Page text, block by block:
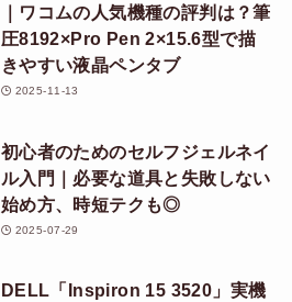
｜ワコムの人気機種の評判は？筆
圧8192×Pro Pen 2×15.6型で描
きやすい液晶ペンタブ
2025-11-13
初心者のためのセルフジェルネイ
ル入門｜必要な道具と失敗しない
始め方、時短テクも◎
2025-07-29
DELL「Inspiron 15 3520」実機